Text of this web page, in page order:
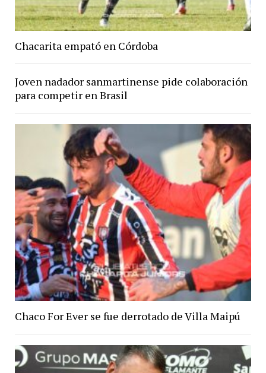
Chacarita empató en Córdoba
Joven nadador sanmartinense pide colaboración
para competir en Brasil
Chaco For Ever se fue derrotado de Villa Maipú